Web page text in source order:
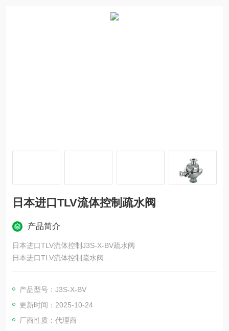
日本进口TLV流体控制疏水阀
产品简介
日本进口TLV流体控制J3S-X-BV疏水阀
日本进口TLV流体控制疏水阀
特别适用于工艺用蒸汽。
等。
产品型号：J3S-X-BV
更新时间：2025-10-24
厂商性质：代理商